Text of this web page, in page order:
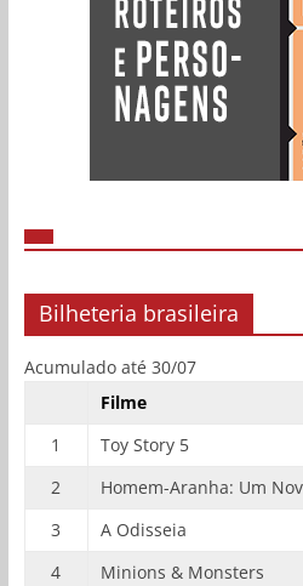
Bilheteria brasileira
Acumulado até 30/07
Filme
1
Toy Story 5
2
Homem-Aranha: Um
3
A Odisseia
4
Minions & Monsters